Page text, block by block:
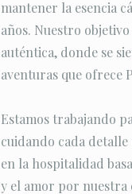
mantener la esencia
años. Nuestro
auténtica, donde se
aventuras que ofrece
Estamos trabajando
cuidando cada
en la hospitalidad
y el amor por nuestra